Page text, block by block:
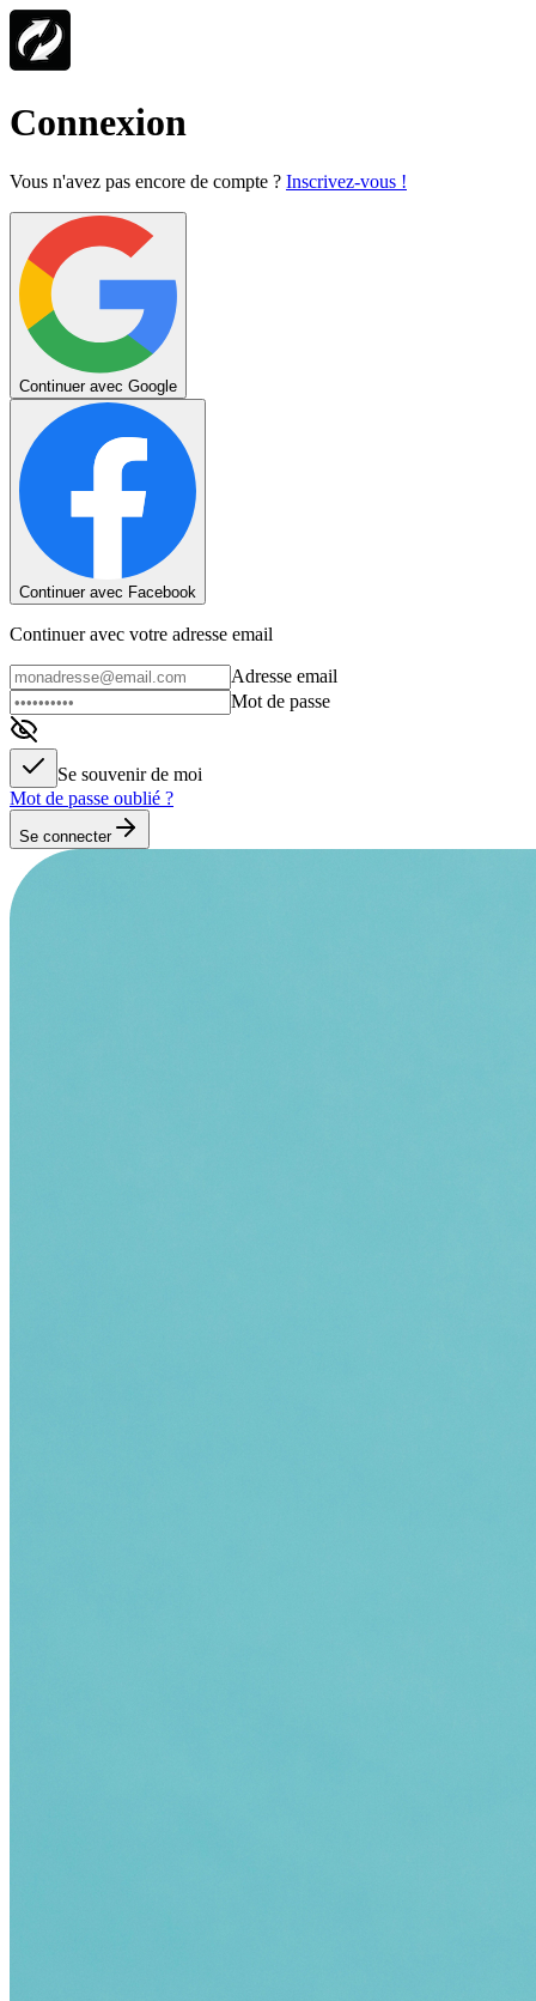
Connexion
Vous n'avez pas encore de compte ? Inscrivez-vous !
Continuer avec Google
Continuer avec Facebook
Continuer avec votre adresse email
Adresse email
Mot de passe
Se souvenir de moi
Mot de passe oublié ?
Se connecter